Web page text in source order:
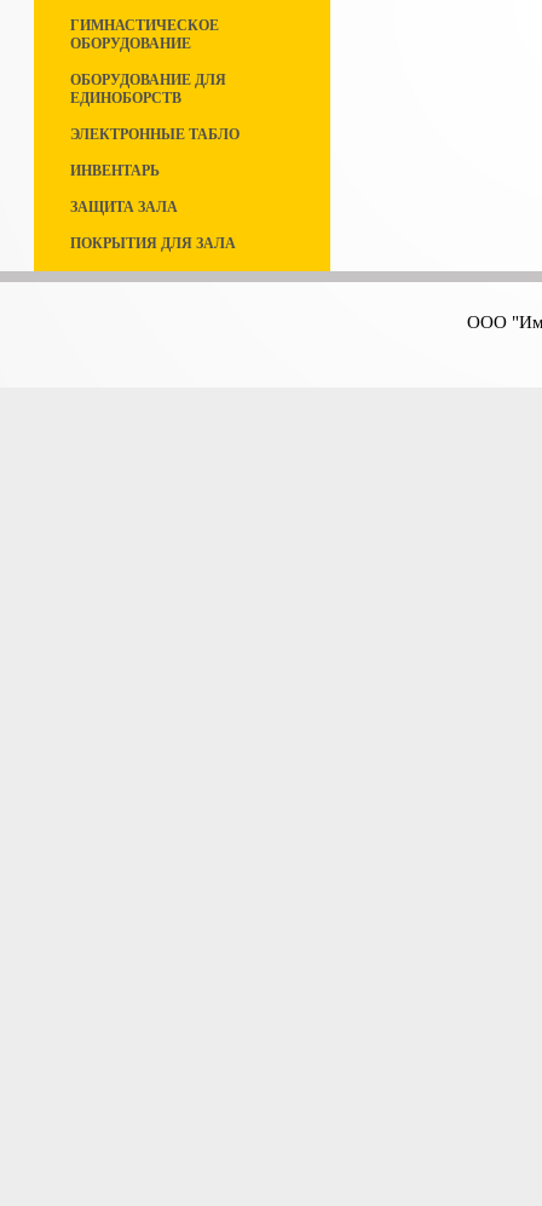
ГИМНАСТИЧЕСКОЕ
ОБОРУДОВАНИЕ
ОБОРУДОВАНИЕ ДЛЯ
ЕДИНОБОРСТВ
ЭЛЕКТРОННЫЕ ТАБЛО
ИНВЕНТАРЬ
ЗАЩИТА ЗАЛА
ПОКРЫТИЯ ДЛЯ ЗАЛА
ООО